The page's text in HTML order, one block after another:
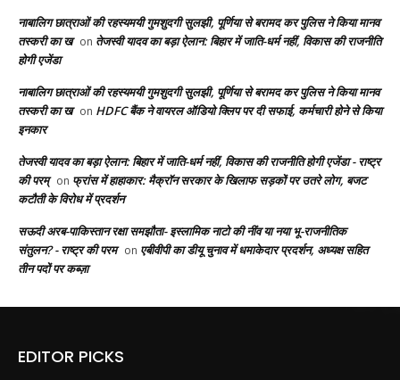
नाबालिग छात्राओं की रहस्यमयी गुमशुदगी सुलझी, पूर्णिया से बरामद कर पुलिस ने किया मानव
तस्करी का ख on तेजस्वी यादव का बड़ा ऐलान: बिहार में जाति-धर्म नहीं, विकास की राजनीति
होगी एजेंडा
नाबालिग छात्राओं की रहस्यमयी गुमशुदगी सुलझी, पूर्णिया से बरामद कर पुलिस ने किया मानव
तस्करी का ख on HDFC बैंक ने वायरल ऑडियो क्लिप पर दी सफाई, कर्मचारी होने से किया
इनकार
तेजस्वी यादव का बड़ा ऐलान: बिहार में जाति-धर्म नहीं, विकास की राजनीति होगी एजेंडा - राष्ट्र
की परम् on फ्रांस में हाहाकार: मैक्रॉन सरकार के खिलाफ सड़कों पर उतरे लोग, बजट
कटौती के विरोध में प्रदर्शन
सऊदी अरब-पाकिस्तान रक्षा समझौता- इस्लामिक नाटो की नींव या नया भू-राजनीतिक
संतुलन? - राष्ट्र की परम on एबीवीपी का डीयू चुनाव में धमाकेदार प्रदर्शन, अध्यक्ष सहित
तीन पदों पर कब्ज़ा
EDITOR PICKS